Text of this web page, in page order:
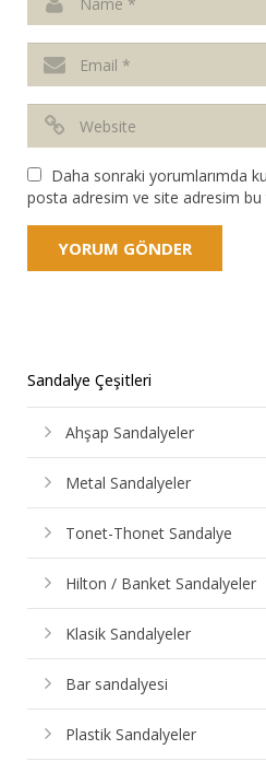
Daha sonraki yorumlarımda
posta adresim ve site adresim bu
Sandalye Çeşitleri
Ahşap Sandalyeler
Metal Sandalyeler
Tonet-Thonet Sandalye
Hilton / Banket Sandalyeler
Klasik Sandalyeler
Bar sandalyesi
Plastik Sandalyeler